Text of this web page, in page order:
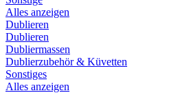
Alles anzeigen
Dublieren
Dublieren
Dubliermassen
Dublierzubehör & Küvetten
Sonstiges
Alles anzeigen